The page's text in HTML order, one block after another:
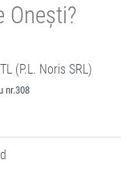
Onești?
(P.L. Noris SRL)
nr.308